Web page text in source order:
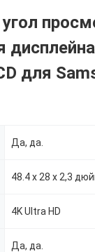
для
Да, да.
48.4 х 28 х 2,3
4K Ultra HD
Да, да.